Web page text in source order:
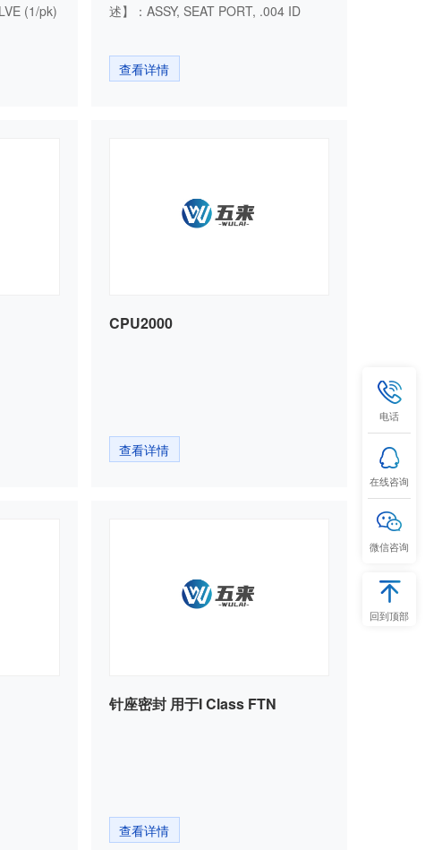
(1/pk)
述】：ASSY, SEAT PORT, .004 ID
查看详情
CPU2000
查看详情
针座密封 用于I Class FTN
查看详情
电话
在线咨询
微信咨询
回到顶部